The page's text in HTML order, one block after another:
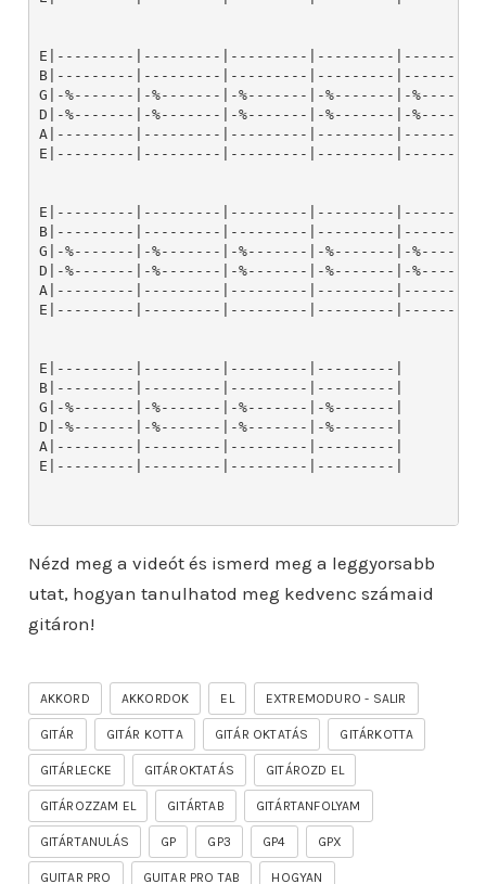
Nézd meg a videót és ismerd meg a leggyorsabb
utat, hogyan tanulhatod meg kedvenc számaid
gitáron!
AKKORD AKKORDOK EL EXTREMODURO - SALIR
GITÁR GITÁR KOTTA GITÁR OKTATÁS GITÁRKOTTA
GITÁRLECKE GITÁROKTATÁS GITÁROZD EL
GITÁROZZAM EL GITÁRTAB GITÁRTANFOLYAM
GITÁRTANULÁS GP GP3 GP4 GPX
GUITAR PRO GUITAR PRO TAB HOGYAN